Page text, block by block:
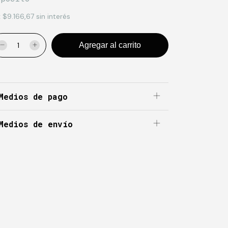
$9.166,67 sin interés
de pago
de envío